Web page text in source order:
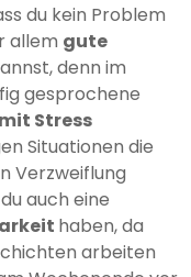
du kein Problem
allem gute
denn im
gesprochene
mit Stress
Situationen die
Verzweiflung
auch eine
haben, da
arbeiten